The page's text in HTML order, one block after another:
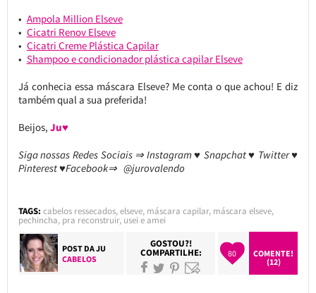
Ampola Million Elseve
Cicatri Renov Elseve
Cicatri Creme Plástica Capilar
Shampoo e condicionador plástica capilar Elseve
Já conhecia essa máscara Elseve? Me conta o que achou! E diz
também qual a sua preferida!
Beijos, Ju♥
Siga nossas Redes Sociais ⇒ Instagram ♥ Snapchat ♥ Twitter ♥
Pinterest ♥Facebook⇒ @jurovalendo
TAGS: cabelos ressecados,elseve, máscara capilar, máscara elseve,
pechincha, pra reconstruir, usei e amei
POST DAJU
CABELOS
GOSTOU?!
COMPARTILHE: 80
COMENTE!
(12)